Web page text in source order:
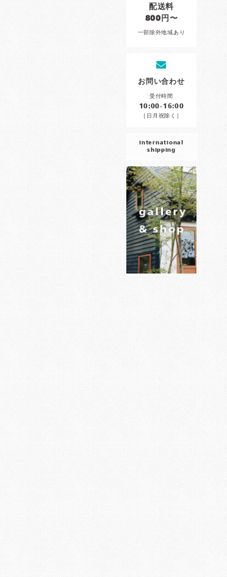
配送料
800円〜
一部除外地域あり
お問い合わせ
受付時間
10:00-16:00
［日月祝除く］
international
shipping